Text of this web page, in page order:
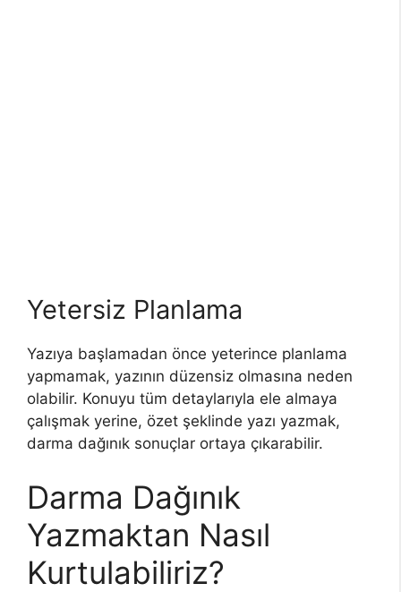
Yetersiz Planlama
Yazıya başlamadan önce yeterince planlama
yapmamak, yazının düzensiz olmasına neden
olabilir. Konuyu tüm detaylarıyla ele almaya
çalışmak yerine, özet şeklinde yazı yazmak,
darma dağınık sonuçlar ortaya çıkarabilir.
Darma Dağınık
Yazmaktan Nasıl
Kurtulabiliriz?